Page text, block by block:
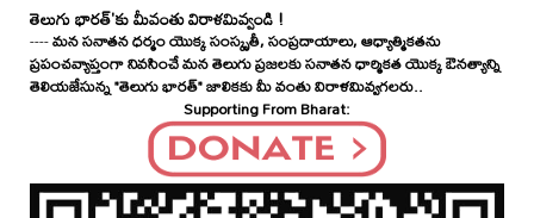
తెలుగు భారత్'కు మీవంతు విరాళమివ్వండి !
----మన సనాతన ధర్మం యొక్క సంస్కృతీ, సంప్రదాయాలు, ఆధ్యాత్మికతను
ప్రపంచవ్యాప్తంగా నివసించే మన తెలుగు ప్రజలకు సనాతన ధార్మికత యొక్క ఔనత్యాన్ని
తెలియజేసున్న "తెలుగు భారత్" జాలికకు మీ వంతు విరాళమివ్వగలరు..
Supporting From Bharat: